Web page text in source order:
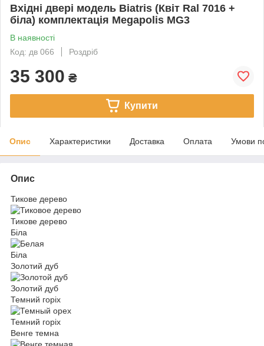
Вхідні двері модель Biatris (Квіт Ral 7016 +
біла) комплектація Megapolis MG3
В наявності
Код: дв 066
Роздріб
35 300 ₴
Купити
Опис Характеристики Доставка Оплата Умови
Опис
Тикове дерево
Тикове дерево
Біла
Біла
Золотий дуб
Золотий дуб
Темний горіх
Темний горіх
Венге темна